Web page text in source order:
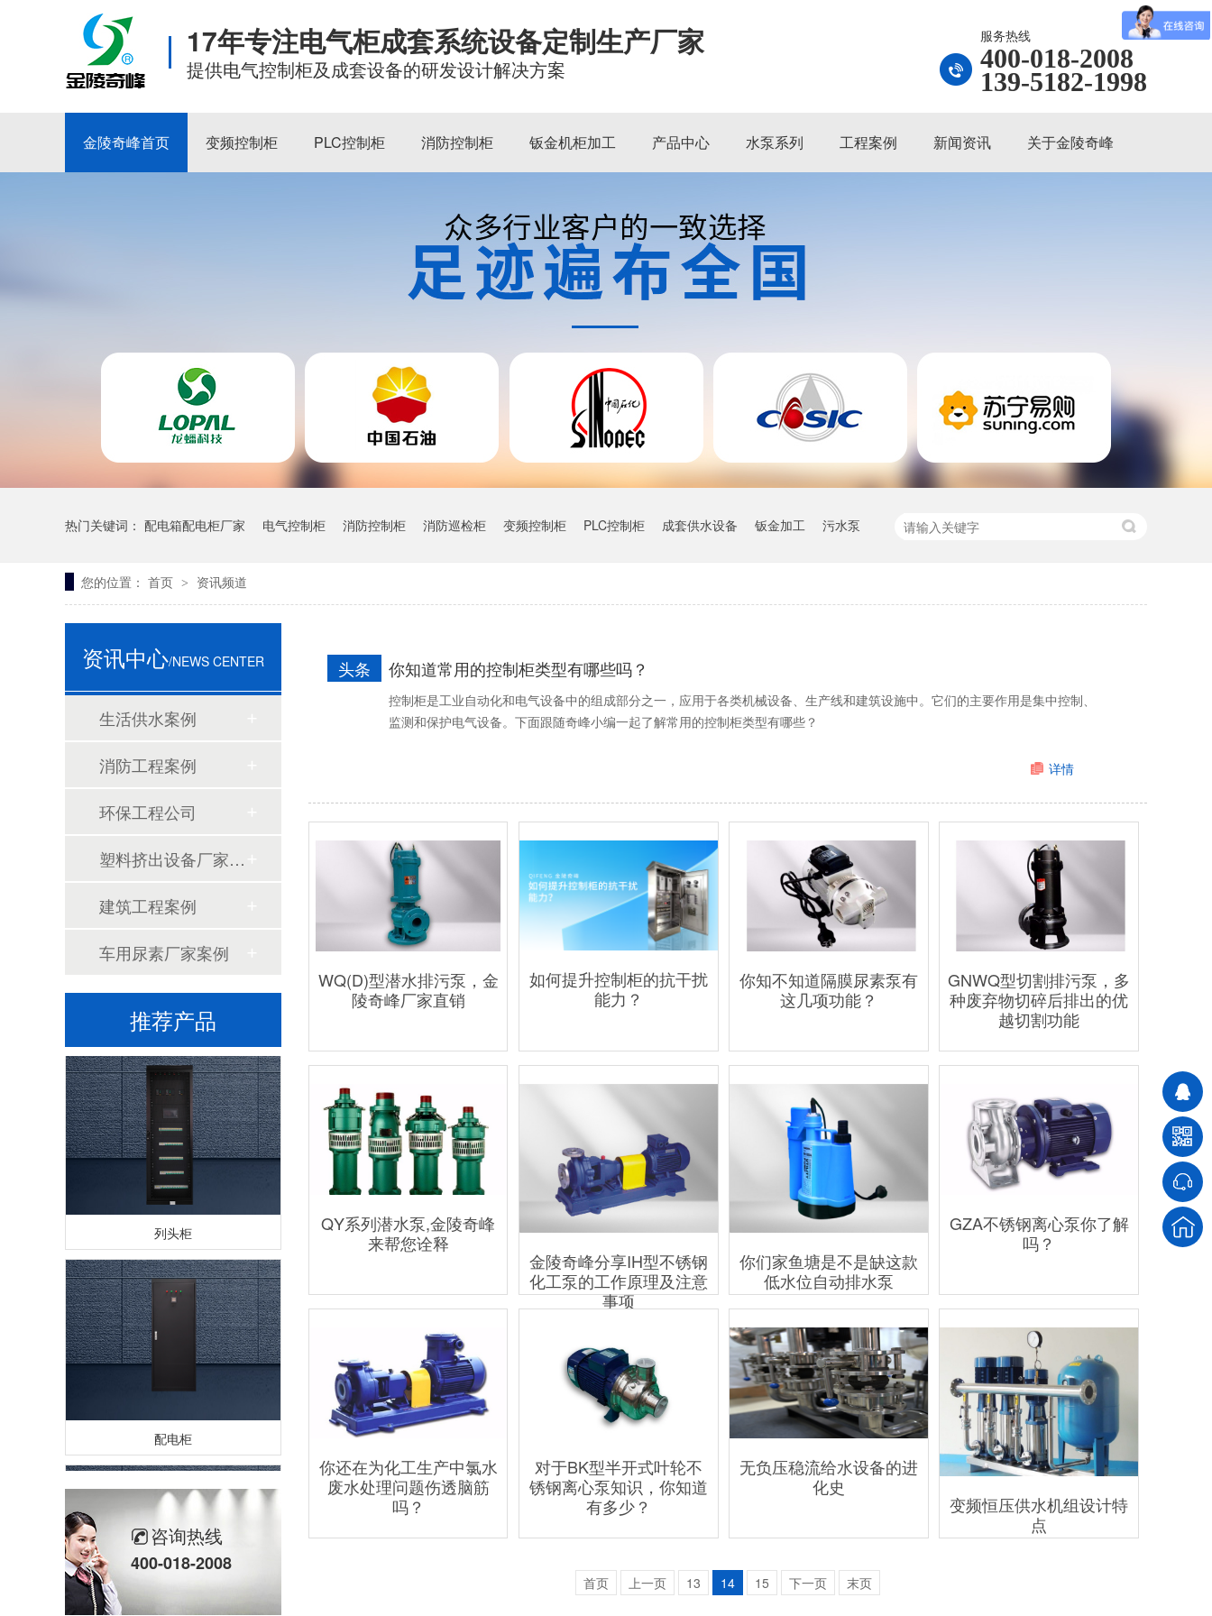
17年专注电气柜成套系统设备定制生产厂家
提供电气控制柜及成套设备的研发设计解决方案
服务热线
400-018-2008
139-5182-1998
金陵奇峰首页 变频控制柜 PLC控制柜 消防控制柜 钣金机柜加工 产品中心 水泵系列 工程案例 新闻资讯 关于金陵奇峰
热门关键词： 配电箱配电柜厂家 电气控制柜 消防控制柜 消防巡检柜 变频控制柜 PLC控制柜 成套供水设备 钣金加工 污水泵
您的位置： 首页 > 资讯频道
你知道常用的控制柜类型有哪些吗？
头条
控制柜是工业自动化和电气设备中的组成部分之一，应用于各类机械设备、生产线和建筑设施中。它们的主要作用是集中控制、
监测和保护电气设备。下面跟随奇峰小编一起了解常用的控制柜类型有哪些？
详情
WQ(D)型潜水排污泵，金
陵奇峰厂家直销
如何提升控制柜的抗干扰
能力？
你知不知道隔膜尿素泵有
这几项功能？
GNWQ型切割排污泵，多
种废弃物切碎后排出的优
越切割功能
QY系列潜水泵,金陵奇峰
来帮您诠释
金陵奇峰分享IH型不锈钢
化工泵的工作原理及注意
事项
你们家鱼塘是不是缺这款
低水位自动排水泵
GZA不锈钢离心泵你了解
吗？
你还在为化工生产中氯水
废水处理问题伤透脑筋
吗？
对于BK型半开式叶轮不
锈钢离心泵知识，你知道
有多少？
无负压稳流给水设备的进
化史
变频恒压供水机组设计特
点
首页 上一页 13 14 15 下一页 末页
资讯中心/NEWS CENTER
生活供水案例
消防工程案例
环保工程公司
塑料挤出设备厂家案例
建筑工程案例
车用尿素厂家案例
推荐产品
锅炉房控制柜
镜面控制柜
列头柜
配电柜
咨询热线
400-018-2008